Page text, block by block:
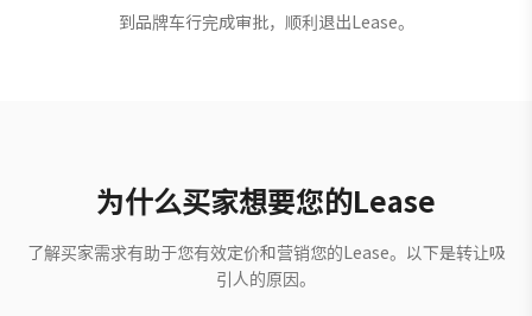
到品牌车行完成审批，顺利退出Lease。
为什么买家想要您的Lease
了解买家需求有助于您有效定价和营销您的Lease。以下是转让吸
引人的原因。